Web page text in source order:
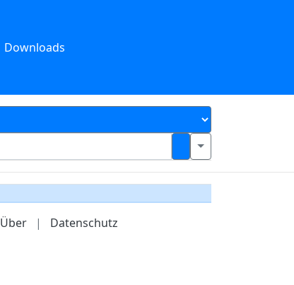
Downloads
Über | Datenschutz